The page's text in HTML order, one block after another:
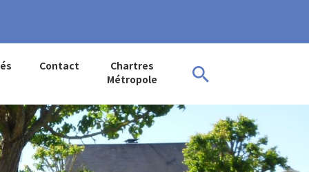
Contact
Chartres
Métropole